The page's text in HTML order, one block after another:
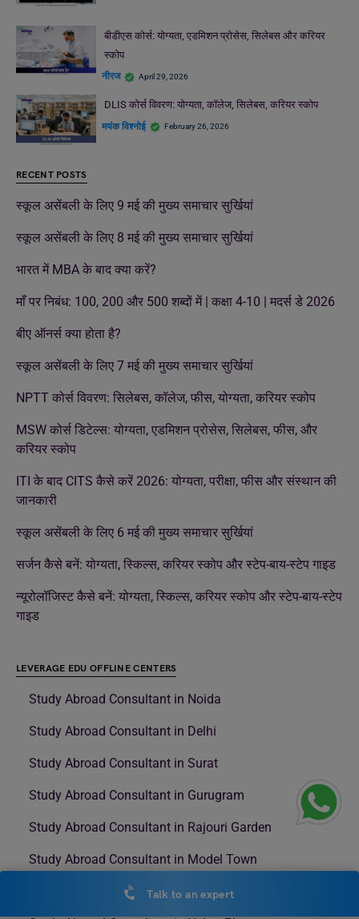
बीडीएस कोर्स: योग्यता, एडमिशन प्रोसेस, सिलेबस और करियर
स्कोप
नीरज April 29, 2026
DLIS कोर्स विवरण: योग्यता, कॉलेज, सिलेबस, करियर स्कोप
मयंक विश्नोई February 26, 2026
RECENT POSTS
स्कूल असेंबली के लिए 9 मई की मुख्य समाचार सुर्खियां
स्कूल असेंबली के लिए 8 मई की मुख्य समाचार सुर्खियां
भारत में MBA के बाद क्या करें?
माँ पर निबंध: 100, 200 और 500 शब्दों में | कक्षा 4-10 | मदर्स डे 2026
बीए ऑनर्स क्या होता है?
स्कूल असेंबली के लिए 7 मई की मुख्य समाचार सुर्खियां
NPTT कोर्स विवरण: सिलेबस, कॉलेज, फीस, योग्यता, करियर स्कोप
MSW कोर्स डिटेल्स: योग्यता, एडमिशन प्रोसेस, सिलेबस, फीस, और
करियर स्कोप
ITI के बाद CITS कैसे करें 2026: योग्यता, परीक्षा, फीस और संस्थान की
जानकारी
स्कूल असेंबली के लिए 6 मई की मुख्य समाचार सुर्खियां
सर्जन कैसे बनें: योग्यता, स्किल्स, करियर स्कोप और स्टेप-बाय-स्टेप गाइड
न्यूरोलॉजिस्ट कैसे बनें: योग्यता, स्किल्स, करियर स्कोप और स्टेप-बाय-स्टेप
गाइड
LEVERAGE EDU OFFLINE CENTERS
Study Abroad Consultant in Noida
Study Abroad Consultant in Delhi
Study Abroad Consultant in Surat
Study Abroad Consultant in Gurugram
Study Abroad Consultant in Rajouri Garden
Study Abroad Consultant in Model Town
Study Abroad Consultant in Kolkata
Talk to an expert